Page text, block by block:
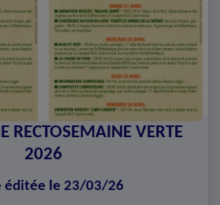
RECTOSEMAINE VERTE
2026
éditée le 23/03/26